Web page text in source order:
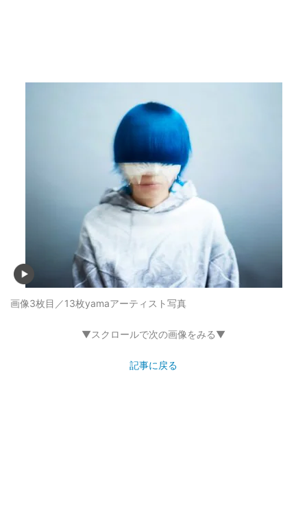
画像3枚目／13枚yamaアーティスト写真
▼スクロールで次の画像をみる▼
記事に戻る